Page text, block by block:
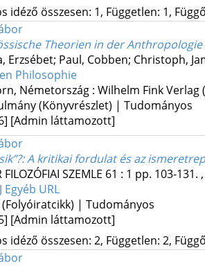
idéző összesen: 1, Független: 1,
Theorien in der
Erzsébet; Paul, Cobben; Christoph,
Philosophie
Németország : Wilhelm Fink Verlag
(Könyvrészlet) | Tudományos
[Admin láttamozott]
: A kritikai fordulat és az
FILOZÓFIAI SZEMLE 61 : 1 pp. 103-131.
Egyéb URL
(Folyóiratcikk) | Tudományos
[Admin láttamozott]
idéző összesen: 2, Független: 2,